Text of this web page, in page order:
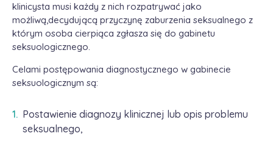
klinicysta musi każdy z nich rozpatrywać jako
możliwą,decydującą przyczynę zaburzenia seksualnego z
którym osoba cierpiąca zgłasza się do gabinetu
seksuologicznego.
Celami postępowania diagnostycznego w gabinecie
seksuologicznym są:
Postawienie diagnozy klinicznej lub opis problemu
seksualnego,